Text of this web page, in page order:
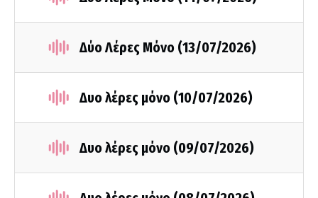
Δύο Λέρες Μόνο (13/07/2026)
Δυο λέρες μόνο (10/07/2026)
Δυο λέρες μόνο (09/07/2026)